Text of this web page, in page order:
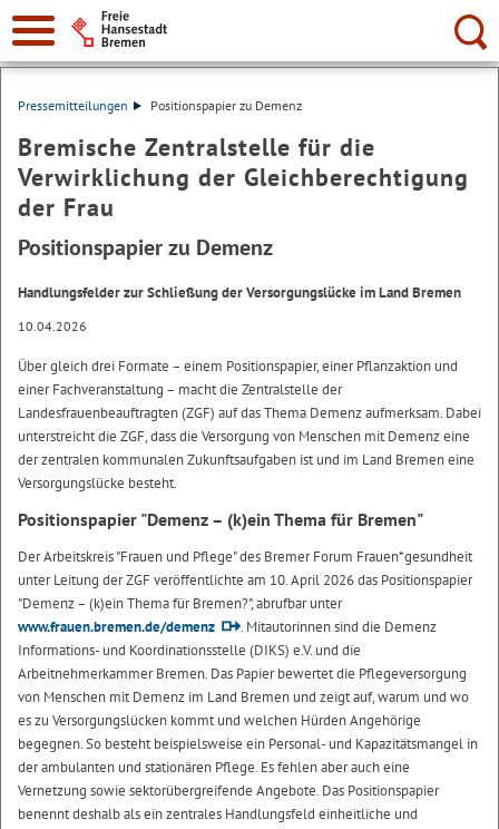
Suche:
Pressemitteilungen Positionspapier zu Demenz
Bremische Zentralstelle für die
Verwirklichung der Gleichberechtigung
der Frau
Positionspapier zu Demenz
Handlungsfelder zur Schließung der Versorgungslücke im Land Bremen
10.04.2026
Über gleich drei Formate – einem Positionspapier, einer Pflanzaktion und
einer Fachveranstaltung – macht die Zentralstelle der
Landesfrauenbeauftragten (ZGF) auf das Thema Demenz aufmerksam. Dabei
unterstreicht die ZGF, dass die Versorgung von Menschen mit Demenz eine
der zentralen kommunalen Zukunftsaufgaben ist und im Land Bremen eine
Versorgungslücke besteht.
Positionspapier "Demenz – (k)ein Thema für Bremen"
Der Arbeitskreis "Frauen und Pflege" des Bremer Forum Frauen*gesundheit
unter Leitung der ZGF veröffentlichte am 10. April 2026 das Positionspapier
"Demenz – (k)ein Thema für Bremen?", abrufbar unter
www.frauen.bremen.de/demenz
. Mitautorinnen sind die Demenz
Informations- und Koordinationsstelle (DIKS) e.V. und die
Arbeitnehmerkammer Bremen. Das Papier bewertet die Pflegeversorgung
von Menschen mit Demenz im Land Bremen und zeigt auf, warum und wo
es zu Versorgungslücken kommt und welchen Hürden Angehörige
begegnen. So besteht beispielsweise ein Personal- und Kapazitätsmangel in
der ambulanten und stationären Pflege. Es fehlen aber auch eine
Vernetzung sowie sektorübergreifende Angebote. Das Positionspapier
benennt deshalb als ein zentrales Handlungsfeld einheitliche und